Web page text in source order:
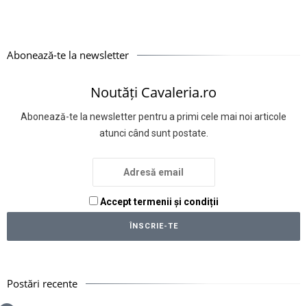
Abonează-te la newsletter
Noutăți Cavaleria.ro
Abonează-te la newsletter pentru a primi cele mai noi articole
atunci când sunt postate.
Accept termenii și condiții
Postări recente